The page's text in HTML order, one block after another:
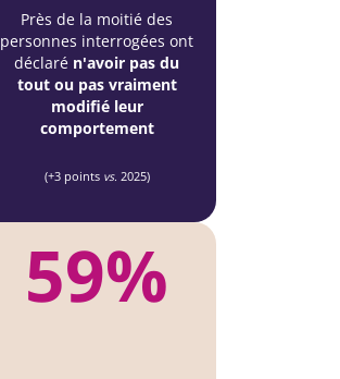
Près de la moitié des
personnes interrogées ont
déclaré n'avoir pas du
tout ou pas vraiment
modifié leur
comportement
(+3 points vs. 2025)
59%